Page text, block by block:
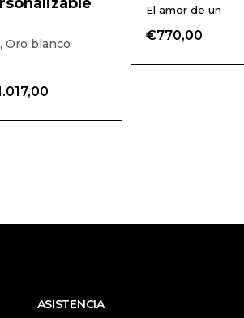
elegir
Oro blanco
El amor de un
€770,00
ASISTENCIA